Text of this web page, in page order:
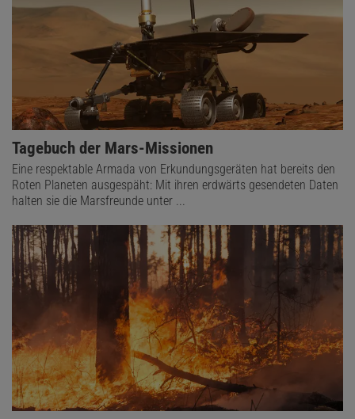
Tagebuch der Mars-Missionen
Eine respektable Armada von Erkundungsgeräten hat bereits den
Roten Planeten ausgespäht: Mit ihren erdwärts gesendeten Daten
halten sie die Marsfreunde unter ...